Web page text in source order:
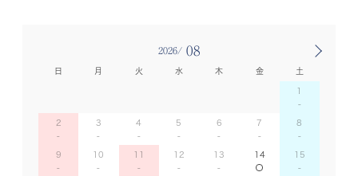
2026/ 08
日 月 火 水 木 金 土
1
2 3 4 5 6 7 8
9 10 11 12 13 14 15